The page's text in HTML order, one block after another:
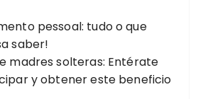
pessoal: tudo o que
saber!
madres solteras: Entérate
y obtener este beneficio